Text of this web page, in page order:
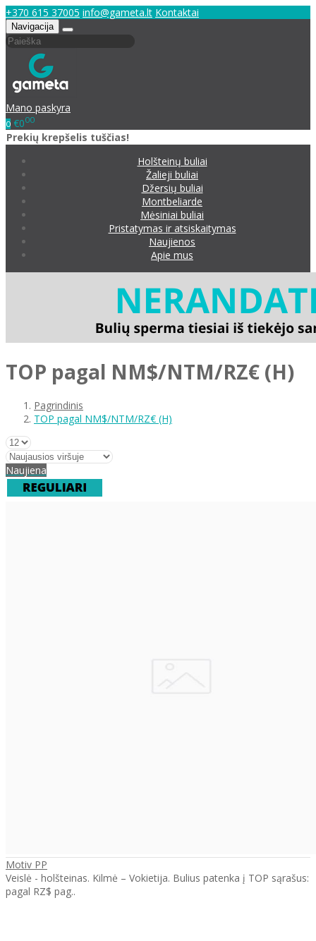
+370 615 37005 info@gameta.lt Kontaktai
Navigacija
Mano paskyra
0 €000
Prekių krepšelis tuščias!
Holšteinų buliai
Žalieji buliai
Džersių buliai
Montbeliarde
Mėsiniai buliai
Pristatymas ir atsiskaitymas
Naujienos
Apie mus
TOP pagal NM$/NTM/RZ€ (H)
Pagrindinis
TOP pagal NM$/NTM/RZ€ (H)
Naujiena
Motiv PP
Veislė - holšteinas. Kilmė – Vokietija. Bulius patenka į TOP sąrašus:
pagal RZ$ pag..